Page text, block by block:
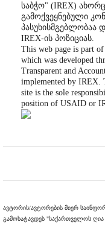
საბჭო" (IREX)
გამოქვეყნებული
პასუხისმგებლობაა
IREX-ის პოზიციას.
This web page is part of
which was developed
Transparent and
implemented by IREX.
site is the sole
position of USAID or
ავტორის/ავტორების მიერ
გამოხატავდეს "საქართველოს